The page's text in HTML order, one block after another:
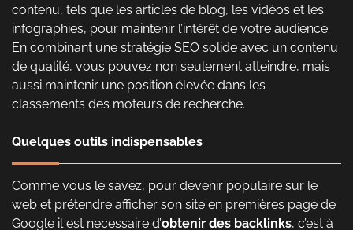
contenu, tels que les articles de blog, les vidéos et les
infographies, pour maintenir l’intérêt de votre audience.
En combinant une stratégie SEO solide avec un contenu
de qualité, vous pouvez non seulement atteindre, mais
aussi maintenir une position élevée dans les
classements des moteurs de recherche.
Quelques outils indispensables
Comme vous le savez, pour devenir populaire sur le
web et prétendre afficher son site en premières page de
Google il est necessaire d’obtenir des backlinks, c’est à